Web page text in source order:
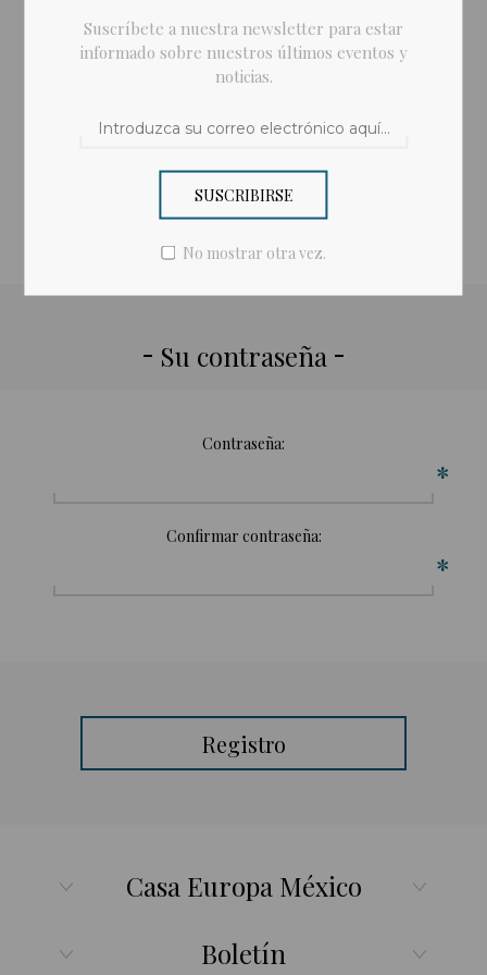
Fecha de nacimiento:
Su contraseña
Contraseña:
*
Confirmar contraseña:
*
Registro
Casa Europa México
Boletín
Suscríbete a nuestra newsletter para estar
informado sobre nuestros últimos eventos y
noticias.
SUSCRIBIRSE
No mostrar otra vez.